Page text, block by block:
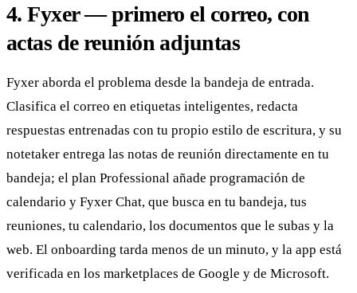
4. Fyxer — primero el correo, con
actas de reunión adjuntas
Fyxer aborda el problema desde la bandeja de entrada.
Clasifica el correo en etiquetas inteligentes, redacta
respuestas entrenadas con tu propio estilo de escritura, y su
notetaker entrega las notas de reunión directamente en tu
bandeja; el plan Professional añade programación de
calendario y Fyxer Chat, que busca en tu bandeja, tus
reuniones, tu calendario, los documentos que le subas y la
web. El onboarding tarda menos de un minuto, y la app está
verificada en los marketplaces de Google y de Microsoft.